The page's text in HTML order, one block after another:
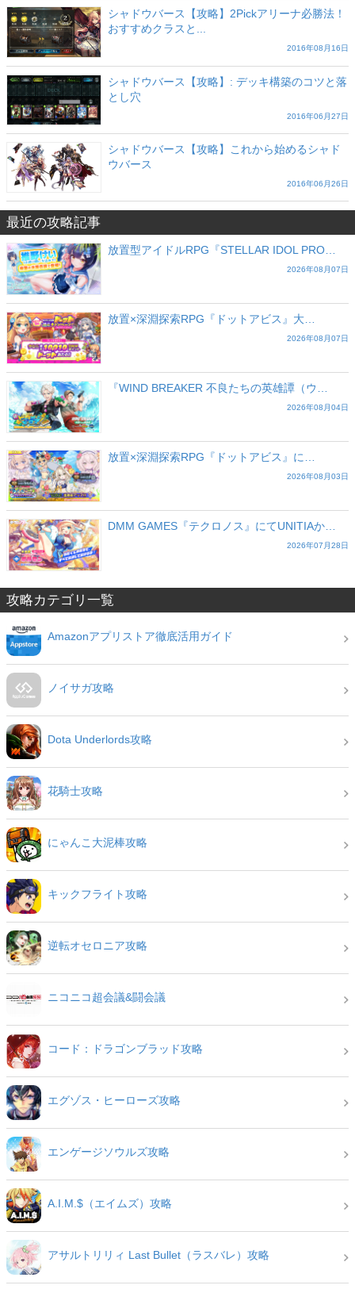
シャドウバース【攻略】2Pickアリーナ必勝法！
おすすめクラスと...
2016年08月16日
シャドウバース【攻略】: デッキ構築のコツと落
とし穴
2016年06月27日
シャドウバース【攻略】これから始めるシャド
ウバース
2016年06月26日
最近の攻略記事
放置型アイドルRPG『STELLAR IDOL PRO…
2026年08月07日
放置×深淵探索RPG『ドットアビス』大…
2026年08月07日
『WIND BREAKER 不良たちの英雄譚（ウ…
2026年08月04日
放置×深淵探索RPG『ドットアビス』に…
2026年08月03日
DMM GAMES『テクロノス』にてUNITIAか…
2026年07月28日
攻略カテゴリ一覧
Amazonアプリストア徹底活用ガイド
ノイサガ攻略
Dota Underlords攻略
花騎士攻略
にゃんこ大泥棒攻略
キックフライト攻略
逆転オセロニア攻略
ニコニコ超会議&闘会議
コード：ドラゴンブラッド攻略
エグゾス・ヒーローズ攻略
エンゲージソウルズ攻略
A.I.M.$（エイムズ）攻略
アサルトリリィ Last Bullet（ラスバレ）攻略